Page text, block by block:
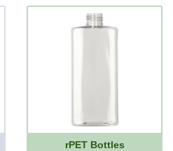
rPET Bottles